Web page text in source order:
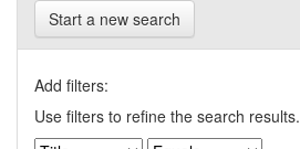
Start a new search
Add filters:
Use filters to refine the search results.